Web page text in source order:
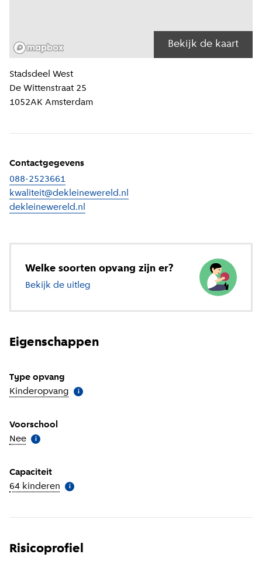
Bekijk de kaart
Locatiegegevens
Stadsdeel West
De Wittenstraat 25
1052AK Amsterdam
Contactgegevens
088-2523661
kwaliteit@dekleinewereld.nl
dekleinewereld.nl
Welke soorten opvang zijn er?
Bekijk de uitleg over verschillende soorten opvang
Eigenschappen
Type opvang
Kinderopvang Meer informatie
i
Voorschool
Nee Meer informatie
i
Capaciteit
64 kinderen Meer informatie
i
Risicoprofiel